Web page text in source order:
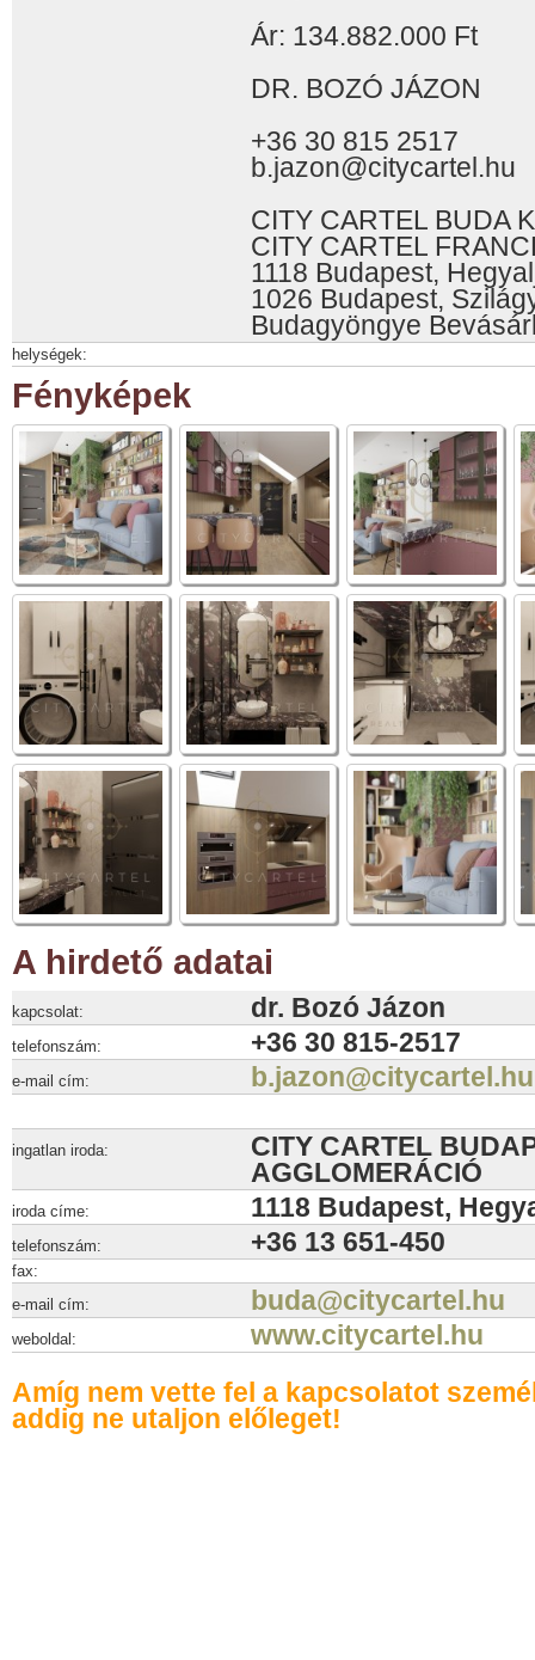
Ár: 134.882.000 Ft
DR. BOZÓ JÁZON
+36 30 815 2517
b.jazon@citycartel.hu
CITY CARTEL BUDA
CITY CARTEL
1118 Budapest,
1026 Budapest,
Budagyöngye
helységek:
Fényképek
A hirdető adatai
kapcsolat: dr. Bozó Jázon
telefonszám: +36 30 815-2517
e-mail cím: b.jazon@citycartel.hu
ingatlan iroda:
CITY CARTEL
AGGLOMERÁCIÓ
iroda címe: 1118 Budapest,
telefonszám: +36 13 651-450
fax:
e-mail cím:
buda@citycartel.hu
weboldal:
www.citycartel.hu
Amíg nem vette fel a kapcsolatot
addig ne utaljon előleget!